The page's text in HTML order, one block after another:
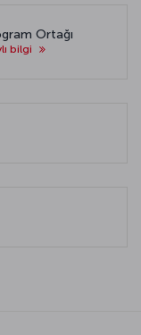
Ortağı
bilgi